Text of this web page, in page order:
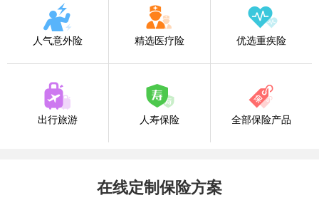
人气意外险 精选医疗险 优选重疾险
出行旅游 人寿保险 全部保险产品
在线定制保险方案